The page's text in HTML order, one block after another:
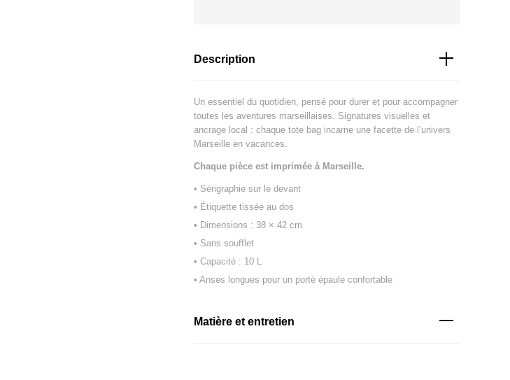
Description
Un essentiel du quotidien, pensé pour durer et pour accompagner
toutes les aventures marseillaises. Signatures visuelles et
ancrage local : chaque tote bag incarne une facette de l’univers
Marseille en vacances.
Chaque pièce est imprimée à Marseille.
• Sérigraphie sur le devant
• Étiquette tissée au dos
• Dimensions : 38 × 42 cm
• Sans soufflet
• Capacité : 10 L
• Anses longues pour un porté épaule confortable
Matière et entretien